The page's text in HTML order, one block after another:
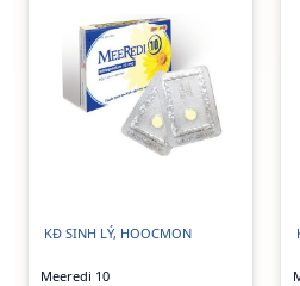
KĐ SINH LÝ, HOOCMON
Meeredi 10